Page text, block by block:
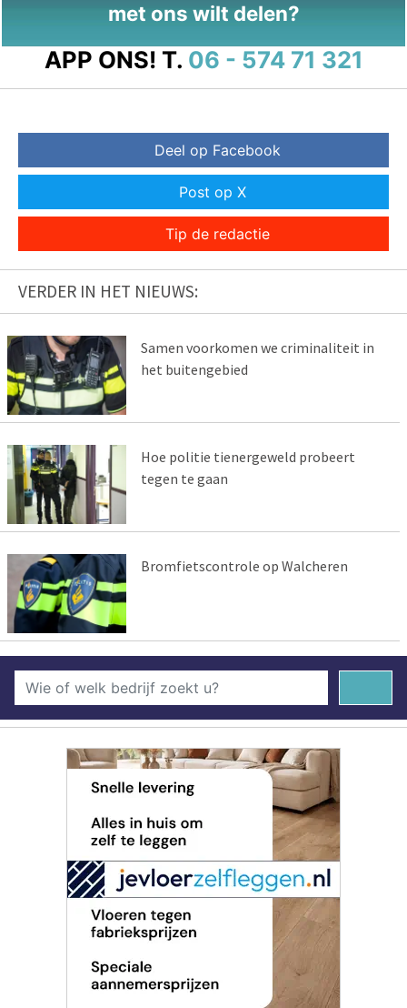
met ons wilt delen?
APP ONS! T. 06 - 574 71 321
Deel op Facebook
Post op X
Tip de redactie
VERDER IN HET NIEUWS:
Samen voorkomen we criminaliteit in
het buitengebied
Hoe politie tienergeweld probeert
tegen te gaan
Bromfietscontrole op Walcheren